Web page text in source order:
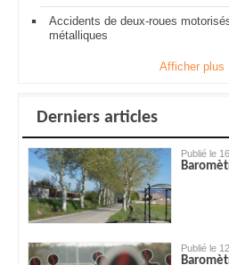
Accidents de deux-roues
métalliques
Afficher plus
Derniers articles
Publié le
Publié le